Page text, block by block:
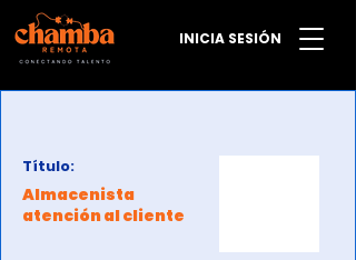
INICIA SESIÓN
Título:
Almacenista
atención al cliente